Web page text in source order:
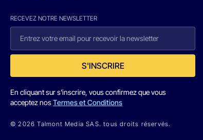
RECEVEZ NOTRE NEWSLETTER
S'INSCRIRE
En cliquant sur s'inscrire, vous confirmez que vous
acceptez nosTermes et Conditions
© 2026 Talmont Media SAS. tous droits réservés.